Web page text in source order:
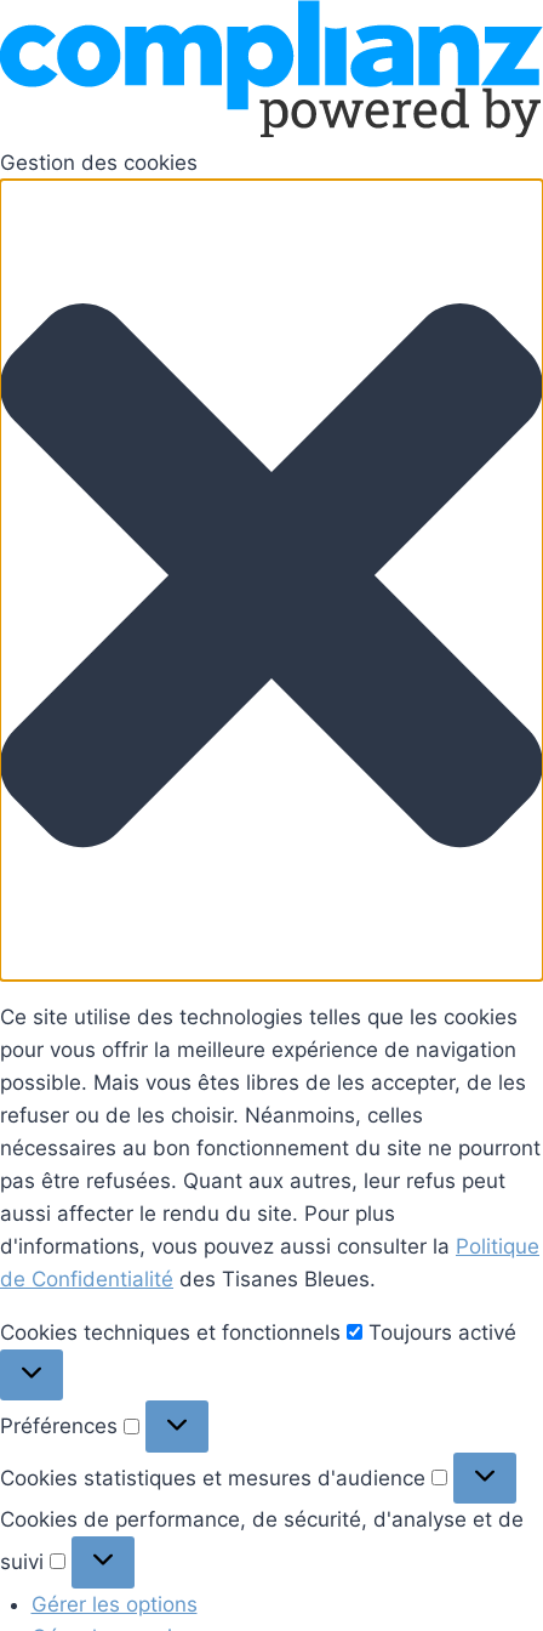
Gestion des cookies
Ce site utilise des technologies telles que les cookies
pour vous offrir la meilleure expérience de navigation
possible. Mais vous êtes libres de les accepter, de les
refuser ou de les choisir. Néanmoins, celles
nécessaires au bon fonctionnement du site ne pourront
pas être refusées. Quant aux autres, leur refus peut
aussi affecter le rendu du site. Pour plus
d'informations, vous pouvez aussi consulter la Politique
de Confidentialité des Tisanes Bleues.
Cookies techniques et fonctionnels
Cookies
Toujours activé
Préférences Préférences
Cookies statistiques et mesures d'audience
Cookies
et
Cookies de performance, de sécurité, d'analyse et de
suivi
Cookies
de
performance,
Gérer les options